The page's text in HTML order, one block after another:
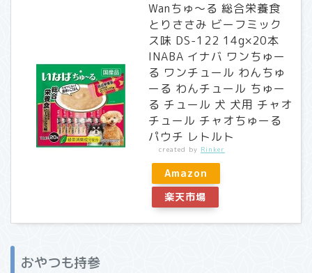
Wanちゅ〜る 総合栄養食
とりささみ ビーフミック
ス味 DS-122 14g×20本
INABA イナバ ワンちゅー
る ワンチュール わんちゅ
ーる わんチュール ちゅー
る チュール 犬 犬用 チャオ
チュール チャオちゅーる
パウチ レトルト
created by Rinker
Amazon
楽天市場
おやつも持参